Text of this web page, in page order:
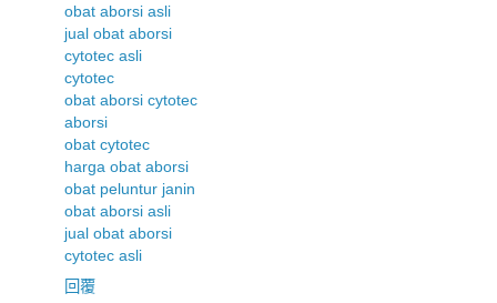
obat aborsi asli
jual obat aborsi
cytotec asli
cytotec
obat aborsi cytotec
aborsi
obat cytotec
harga obat aborsi
obat peluntur janin
obat aborsi asli
jual obat aborsi
cytotec asli
回覆